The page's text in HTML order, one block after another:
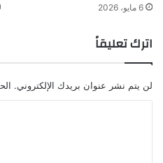
6 مايو، 2026
اترك تعليقاً
لن يتم نشر عنوان بريدك الإلكتروني.